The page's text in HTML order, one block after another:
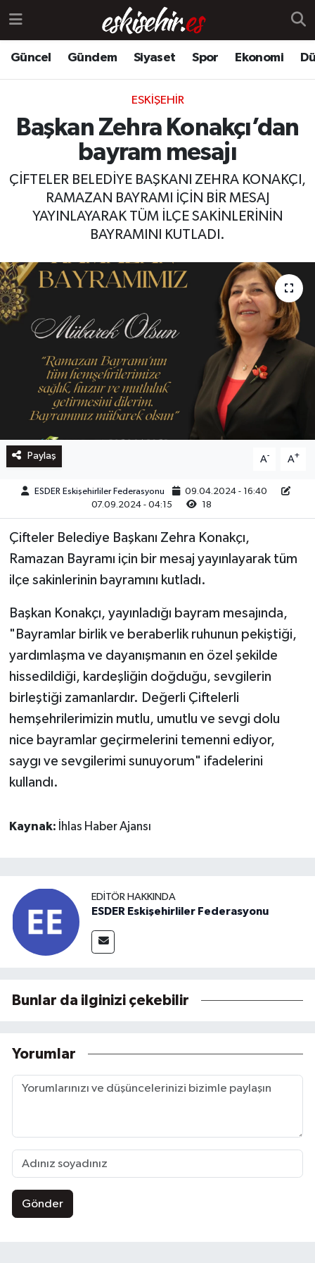
Güncel Gündem Siyaset Spor Ekonomi
ESKIŞEHIR
Başkan Zehra Konakçı’dan
bayram mesajı
ÇİFTELER BELEDİYE BAŞKANI ZEHRA KONAKÇI,
RAMAZAN BAYRAMI İÇİN BİR MESAJ
YAYINLAYARAK TÜM İLÇE SAKİNLERİNİN
BAYRAMINI KUTLADI.
Paylaş A- A+
ESDER Eskişehirliler Federasyonu
09.04.2024 - 16:40
07.09.2024 - 04:15
18
Çifteler Belediye Başkanı Zehra Konakçı,
Ramazan Bayramı için bir mesaj yayınlayarak tüm
ilçe sakinlerinin bayramını kutladı.
Başkan Konakçı, yayınladığı bayram mesajında,
"Bayramlar birlik ve beraberlik ruhunun pekiştiği,
yardımlaşma ve dayanışmanın en özel şekilde
hissedildiği, kardeşliğin doğduğu, sevgilerin
birleştiği zamanlardır. Değerli Çiftelerli
hemşehrilerimizin mutlu, umutlu ve sevgi dolu
nice bayramlar geçirmelerini temenni ediyor,
saygı ve sevgilerimi sunuyorum" ifadelerini
kullandı.
Kaynak: İhlas Haber Ajansı
EDITÖR HAKKINDA
ESDER Eskişehirliler Federasyonu
Bunlar da ilginizi çekebilir
Yorumlar
Gönder